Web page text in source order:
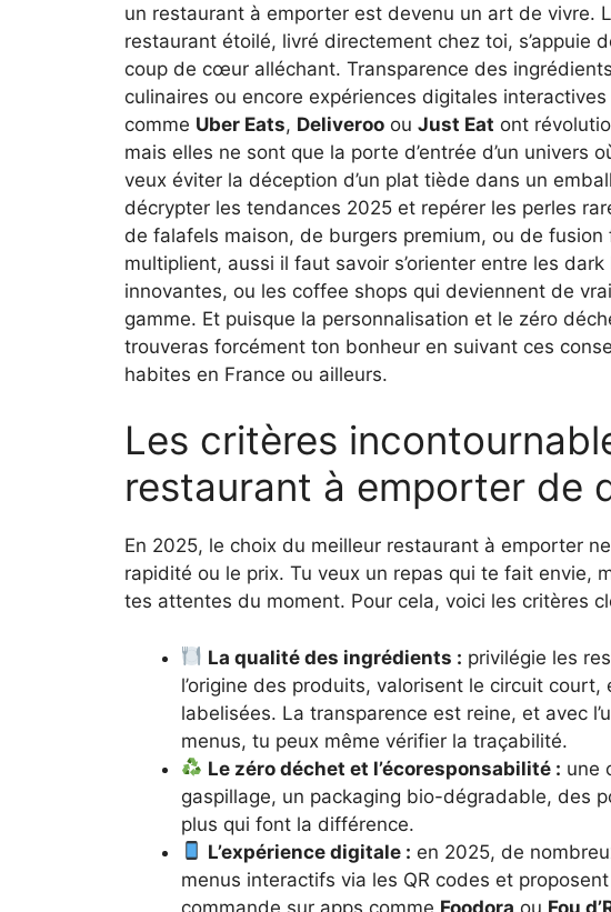
un restaurant à emporter est devenu un art de vivre.
restaurant étoilé, livré directement chez toi, s’appuie
coup de cœur alléchant. Transparence des
culinaires ou encore expériences digitales
comme Uber Eats, Deliveroo ou Just Eat ont
mais elles ne sont que la porte d’entrée d’un univers
veux éviter la déception d’un plat tiède dans un
décrypter les tendances 2025 et repérer les perles
de falafels maison, de burgers premium, ou de
multiplient, aussi il faut savoir s’orienter entre les
innovantes, ou les coffee shops qui deviennent de
gamme. Et puisque la personnalisation et le zéro
trouveras forcément ton bonheur en suivant ces
habites en France ou ailleurs.
Les critères
restaurant à emporter de
En 2025, le choix du meilleur restaurant à emporter
rapidité ou le prix. Tu veux un repas qui te fait envie,
tes attentes du moment. Pour cela, voici les critères
La qualité des ingrédients : privilégie les
l’origine des produits, valorisent le circuit
labelisées. La transparence est reine, et avec
menus, tu peux même vérifier la traçabilité.
Le zéro déchet et l’écoresponsabilité : une
gaspillage, un packaging bio-dégradable, des
plus qui font la différence.
L’expérience digitale : en 2025, de
menus interactifs via les QR codes et
commande sur apps comme Foodora ou Fou